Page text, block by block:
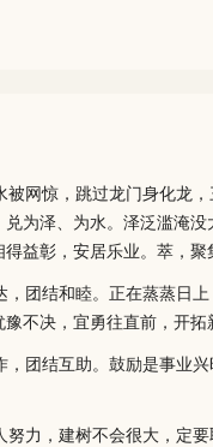
被网惊，跳过龙门身化龙
兑为泽、为水。泽泛滥淹
益彰，安居乐业。萃，聚
，团结和睦。正在蒸蒸日
不决，宜勇往直前，开拓
，团结互助。鼓励是事业
努力，建树不会很大，定